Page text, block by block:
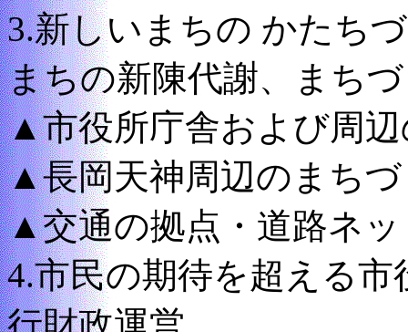
3.新しいまちの かたち
まちの新陳代謝、まち
▲市役所庁舎および周辺
▲長岡天神周辺のまち
▲交通の拠点・道路ネ
4.市民の期待を超える市